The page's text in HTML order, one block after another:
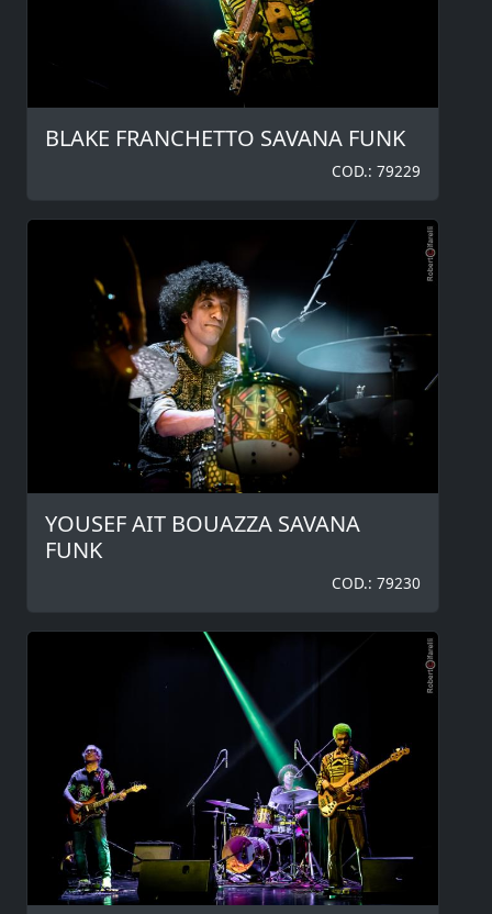
BLAKE FRANCHETTO SAVANA FUNK
COD.: 79229
YOUSEF AIT BOUAZZA SAVANA
FUNK
COD.: 79230